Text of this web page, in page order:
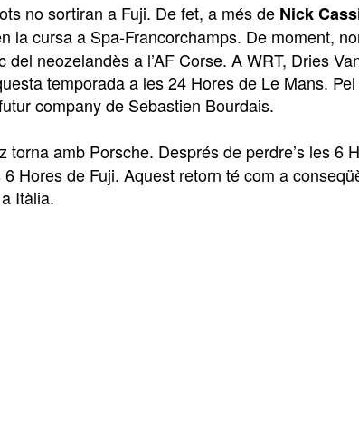
no sortiran a Fuji. De fet, a més de Nick
la cursa a Spa-Francorchamps. De moment,
neozelandès a l’AF Corse. A WRT, Dries
temporada a les 24 Hores de Le Mans.
company de Sebastien Bourdais.
torna amb Porsche. Després de perdre’s les 6
Hores de Fuji. Aquest retorn té com a
Itàlia.